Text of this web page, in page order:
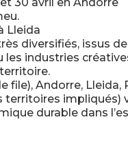
30 avril en Andorre
Lleida
diversifiés, issus
les industries
Andorre,
durable dans